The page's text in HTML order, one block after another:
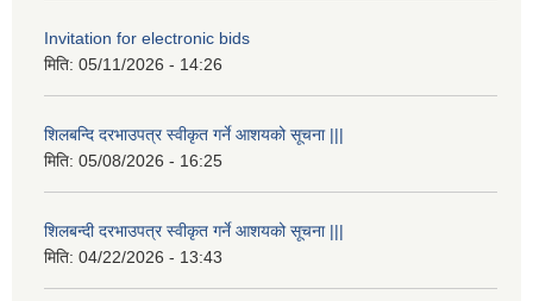
Invitation for electronic bids
मिति: 05/11/2026 - 14:26
शिलबन्दि दरभाउपत्र स्वीकृत गर्ने आशयको सूचना |||
मिति: 05/08/2026 - 16:25
शिलबन्दी दरभाउपत्र स्वीकृत गर्ने आशयको सूचना |||
मिति: 04/22/2026 - 13:43